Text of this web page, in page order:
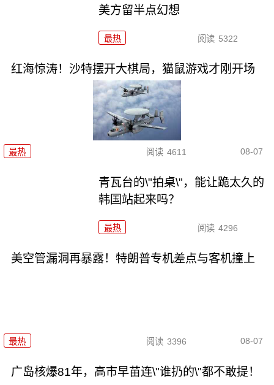
美方留半点幻想
最热 阅读 5322
红海惊涛！沙特摆开大棋局，猫鼠游戏才刚开场
最热 阅读 4611 08-07
青瓦台的\"拍桌\"，能让跪太久的
韩国站起来吗？
最热 阅读 4296
美空管漏洞再暴露！特朗普专机差点与客机撞上
最热 阅读 3396 08-07
广岛核爆81年，高市早苗连\"谁扔的\"都不敢提！